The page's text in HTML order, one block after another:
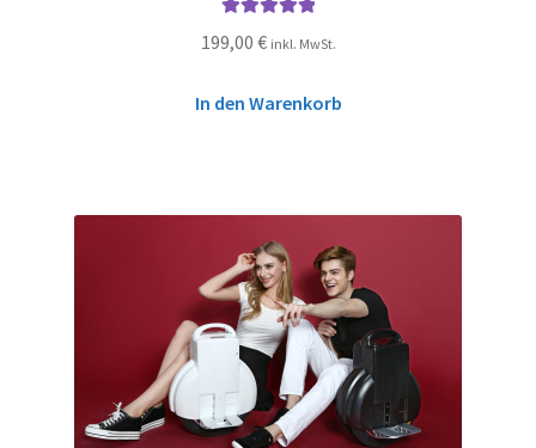
5.00
199,00 € inkl. MwSt.
In den Warenkorb